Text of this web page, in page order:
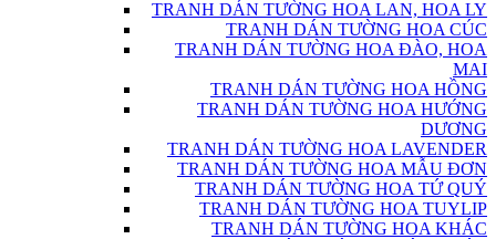
TRANH DÁN TƯỜNG HOA LAN, HOA LY
TRANH DÁN TƯỜNG HOA CÚC
TRANH DÁN TƯỜNG HOA ĐÀO, HOA
MAI
TRANH DÁN TƯỜNG HOA HỒNG
TRANH DÁN TƯỜNG HOA HƯỚNG
DƯƠNG
TRANH DÁN TƯỜNG HOA LAVENDER
TRANH DÁN TƯỜNG HOA MẪU ĐƠN
TRANH DÁN TƯỜNG HOA TỨ QUÝ
TRANH DÁN TƯỜNG HOA TUYLIP
TRANH DÁN TƯỜNG HOA KHÁC